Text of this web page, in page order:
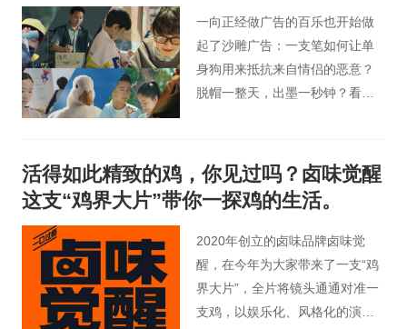
一向正经做广告的百乐也开始做
起了沙雕广告：一支笔如何让单
身狗用来抵抗来自情侣的恶意？
脱帽一整天，出墨一秒钟？看完
操作！
活得如此精致的鸡，你见过吗？卤味觉醒
这支“鸡界大片”带你一探鸡的生活。
2020年创立的卤味品牌卤味觉
醒，在今年为大家带来了一支“鸡
界大片”，全片将镜头通通对准一
支鸡，以娱乐化、风格化的演